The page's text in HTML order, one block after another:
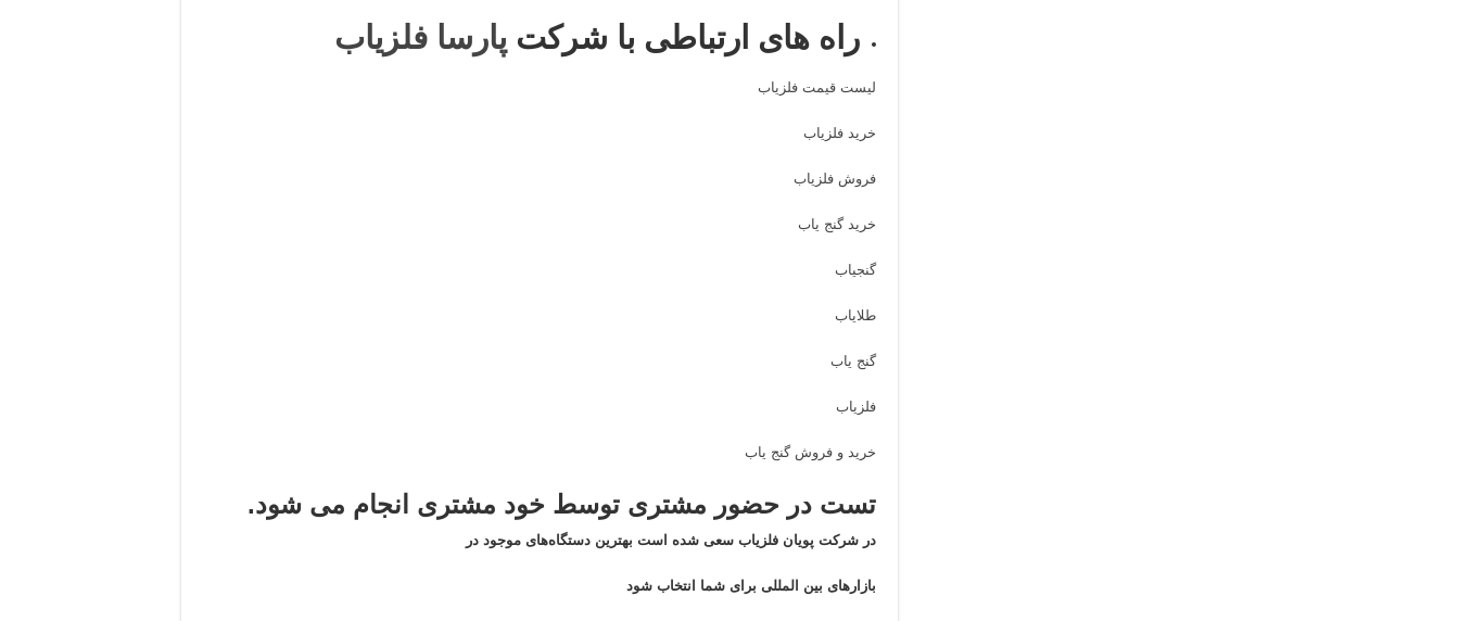
راه های ارتباطی با شرکت پارسا فلزیاب
لیست قیمت فلزیاب
خرید فلزیاب
فروش فلزیاب
خرید گنج یاب
گنجیاب
طلایاب
گنج یاب
فلزیاب
خرید و فروش گنج یاب
تست در حضور مشتری توسط خود مشتری انجام می شود.
در شرکت پویان فلزیاب سعی شده است بهترین دستگاه‌های موجود در
بازار‌های بین المللی برای شما انتخاب شود